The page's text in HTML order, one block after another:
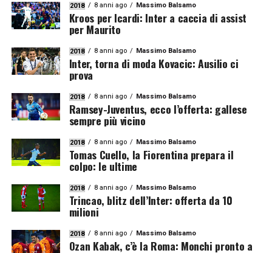
2018 8 anni ago Massimo Balsamo
Kroos per Icardi: Inter a caccia di assist
per Maurito
2018 8 anni ago Massimo Balsamo
Inter, torna di moda Kovacic: Ausilio ci
prova
2018 8 anni ago Massimo Balsamo
Ramsey-Juventus, ecco l’offerta: gallese
sempre più vicino
2018 8 anni ago Massimo Balsamo
Tomas Cuello, la Fiorentina prepara il
colpo: le ultime
2018 8 anni ago Massimo Balsamo
Trincao, blitz dell’Inter: offerta da 10
milioni
2018 8 anni ago Massimo Balsamo
Ozan Kabak, c’è la Roma: Monchi pronto a